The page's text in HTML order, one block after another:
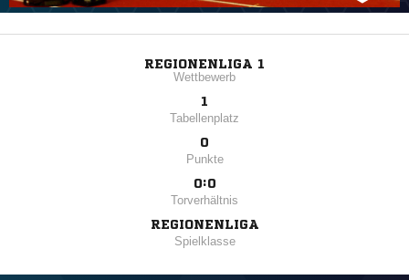
REGIONENLIGA 1
Wettbewerb
1
Tabellenplatz
0
Punkte
0:0
Torverhältnis
REGIONENLIGA
Spielklasse